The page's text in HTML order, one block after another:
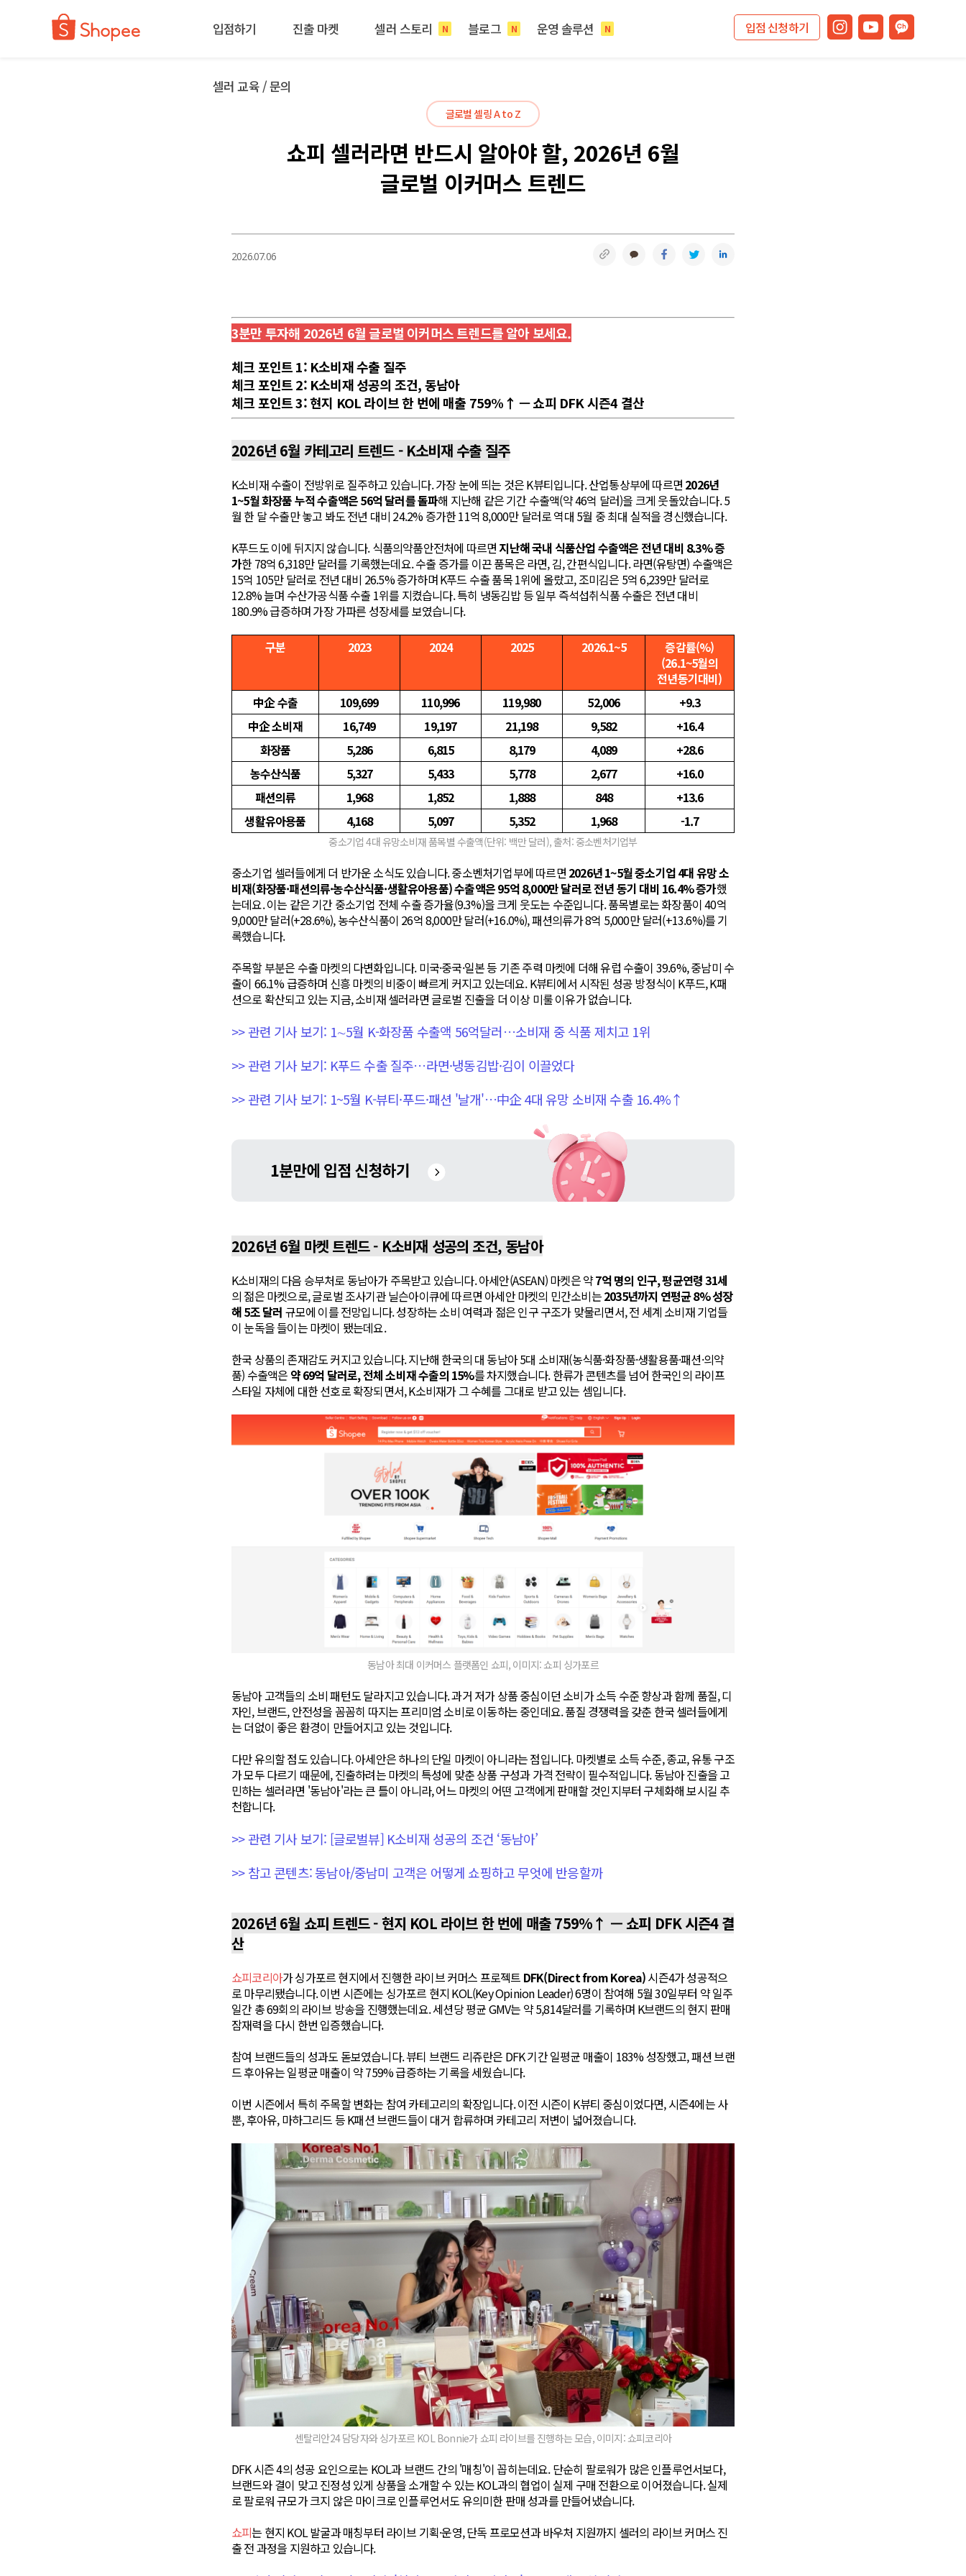
입점하기 진출 마켓 셀러 스토리 N 블로그 N 운영 솔루션 N
셀러 교육 / 문의
입점 신청하기
글로벌 셀링 A to Z
쇼피 셀러라면 반드시 알아야 할, 2026년 6월
글로벌 이커머스 트렌드
2026.07.06 링크복사 카카오톡 페이스북 트위터
3분만 투자해 2026년 6월 글로벌 이커머스 트렌드를 알아 보세요.
체크 포인트 1: K소비재 수출 질주
체크 포인트 2: K소비재 성공의 조건, 동남아
체크 포인트 3: 현지 KOL 라이브 한 번에 매출 759%↑ — 쇼피 DFK 시즌4 결산
2026년 6월 카테고리 트렌드 - K소비재 수출 질주
K소비재 수출이 전방위로 질주하고 있습니다. 가장 눈에 띄는 것은 K뷰티입니다. 산업통상부에 따르면 2026년
1~5월 화장품 누적 수출액은 56억 달러를 돌파해 지난해 같은 기간 수출액(약 46억 달러)을 크게 웃돌았습니다. 5
월 한 달 수출만 놓고 봐도 전년 대비 24.2% 증가한 11억 8,000만 달러로 역대 5월 중 최대 실적을 경신했습니다.
K푸드도 이에 뒤지지 않습니다. 식품의약품안전처에 따르면지난해 국내 식품산업 수출액은 전년 대비 8.3% 증
가한 78억 6,318만 달러를 기록했는데요. 수출 증가를 이끈 품목은 라면, 김, 간편식입니다. 라면(유탕면) 수출액은
15억 105만 달러로 전년 대비 26.5% 증가하며 K푸드 수출 품목 1위에 올랐고, 조미김은 5억 6,239만 달러로
12.8% 늘며 수산가공식품 수출 1위를 지켰습니다. 특히 냉동김밥 등 일부 즉석섭취식품 수출은 전년 대비
180.9% 급증하며 가장 가파른 성장세를 보였습니다.
구분 2023 2024 2025 2026.1~5
증감률(%)
(26.1~5월의
전년동기대비)
中企 수출
109,699 110,996 119,980 52,006
+9.3
中企 소비재
16,749 19,197 21,198 9,582
+16.4
화장품
5,286 6,815 8,179 4,089
+28.6
농수산식품
5,327 5,433 5,778 2,677
+16.0
패션의류
1,968 1,852 1,888 848
+13.6
생활유아용품
4,168 5,097 5,352 1,968 -1.7
중소기업 4대 유망소비재 품목별 수출액(단위: 백만 달러), 출처: 중소벤처기업부
중소기업 셀러들에게 더 반가운 소식도 있습니다. 중소벤처기업부에 따르면 2026년 1~5월 중소기업 4대 유망 소
비재(화장품·패션의류·농수산식품·생활유아용품) 수출액은 95억 8,000만 달러로 전년 동기 대비 16.4% 증가했
는데요. 이는 같은 기간 중소기업 전체 수출 증가율(9.3%)을 크게 웃도는 수준입니다. 품목별로는 화장품이 40억
9,000만 달러(+28.6%), 농수산식품이 26억 8,000만 달러(+16.0%), 패션의류가 8억 5,000만 달러(+13.6%)를 기
록했습니다.
주목할 부분은 수출 마켓의 다변화입니다. 미국·중국·일본 등 기존 주력 마켓에 더해 유럽 수출이 39.6%, 중남미 수
출이 66.1% 급증하며 신흥 마켓의 비중이 빠르게 커지고 있는데요. K뷰티에서 시작된 성공 방정식이 K푸드, K패
션으로 확산되고 있는 지금, 소비재 셀러라면 글로벌 진출을 더 이상 미룰 이유가 없습니다.
>> 관련 기사 보기: 1∼5월 K-화장품 수출액 56억달러…소비재 중 식품 제치고 1위
>> 관련 기사 보기: K푸드 수출 질주…라면·냉동김밥·김이 이끌었다
>> 관련 기사 보기: 1~5월 K-뷰티·푸드·패션 '날개'…中企 4대 유망 소비재 수출 16.4%↑
2026년 6월 마켓 트렌드 - K소비재 성공의 조건, 동남아
K소비재의 다음 승부처로 동남아가 주목받고 있습니다. 아세안(ASEAN) 마켓은 약7억 명의 인구, 평균연령 31세
의 젊은 마켓으로, 글로벌 조사기관 닐슨아이큐에 따르면 아세안 마켓의 민간소비는2035년까지 연평균 8% 성장
해 5조 달러 규모에 이를 전망입니다. 성장하는 소비 여력과 젊은 인구 구조가 맞물리면서, 전 세계 소비재 기업들
이 눈독을 들이는 마켓이 됐는데요.
한국 상품의 존재감도 커지고 있습니다. 지난해 한국의 대 동남아 5대 소비재(농식품·화장품·생활용품·패션·의약
품) 수출액은 약 69억 달러로, 전체 소비재 수출의 15%를 차지했습니다. 한류가 콘텐츠를 넘어 한국인의 라이프
스타일 자체에 대한 선호로 확장되면서, K소비재가 그 수혜를 그대로 받고 있는 셈입니다.
동남아 최대 이커머스 플랫폼인 쇼피, 이미지: 쇼피 싱가포르
동남아 고객들의 소비 패턴도 달라지고 있습니다. 과거 저가 상품 중심이던 소비가 소득 수준 향상과 함께 품질, 디
자인, 브랜드, 안전성을 꼼꼼히 따지는 프리미엄 소비로 이동하는 중인데요. 품질 경쟁력을 갖춘 한국 셀러들에게
는 더없이 좋은 환경이 만들어지고 있는 것입니다.
다만 유의할 점도 있습니다. 아세안은 하나의 단일 마켓이 아니라는 점입니다. 마켓별로 소득 수준, 종교, 유통 구조
가 모두 다르기 때문에, 진출하려는 마켓의 특성에 맞춘 상품 구성과 가격 전략이 필수적입니다. 동남아 진출을 고
민하는 셀러라면 '동남아'라는 큰 틀이 아니라, 어느 마켓의 어떤 고객에게 판매할 것인지부터 구체화해 보시길 추
천합니다.
>> 관련 기사 보기: [글로벌뷰] K소비재 성공의 조건 ‘동남아’
>> 참고 콘텐츠: 동남아/중남미 고객은 어떻게 쇼핑하고 무엇에 반응할까
2026년 6월 쇼피 트렌드 - 현지 KOL 라이브 한 번에 매출 759%↑ — 쇼피 DFK 시즌4 결
산
쇼피코리아가 싱가포르 현지에서 진행한 라이브 커머스 프로젝트 DFK(Direct from Korea)시즌4가 성공적으
로 마무리됐습니다. 이번 시즌에는 싱가포르 현지 KOL(Key Opinion Leader) 6명이 참여해 5월 30일부터 약 일주
일간 총 69회의 라이브 방송을 진행했는데요. 세션당 평균 GMV는 약 5,814달러를 기록하며 K브랜드의 현지 판매
잠재력을 다시 한번 입증했습니다.
참여 브랜드들의 성과도 돋보였습니다. 뷰티 브랜드 리쥬란은 DFK 기간 일평균 매출이 183% 성장했고, 패션 브랜
드 후아유는 일평균 매출이 약 759% 급증하는 기록을 세웠습니다.
이번 시즌에서 특히 주목할 변화는 참여 카테고리의 확장입니다. 이전 시즌이 K뷰티 중심이었다면, 시즌4에는 사
뿐, 후아유, 마하그리드 등 K패션 브랜드들이 대거 합류하며 카테고리 저변이 넓어졌습니다.
센탈리안24 담당자와 싱가포르 KOL Bonnie가 쇼피 라이브를 진행하는 모습, 이미지: 쇼피코리아
DFK 시즌 4의 성공 요인으로는 KOL과 브랜드 간의 '매칭'이 꼽히는데요. 단순히 팔로워가 많은 인플루언서보다,
브랜드와 결이 맞고 진정성 있게 상품을 소개할 수 있는 KOL과의 협업이 실제 구매 전환으로 이어졌습니다. 실제
로 팔로워 규모가 크지 않은 마이크로 인플루언서도 유의미한 판매 성과를 만들어냈습니다.
쇼피는 현지 KOL 발굴과 매칭부터 라이브 기획·운영, 단독 프로모션과 바우처 지원까지 셀러의 라이브 커머스 진
출 전 과정을 지원하고 있습니다.